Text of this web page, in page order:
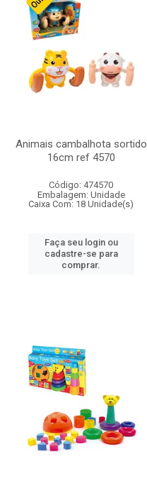
Animais cambalhota sortido
16cm ref 4570
Código: 474570
Embalagem: Unidade
Caixa Com: 18 Unidade(s)
Faça seu login ou
cadastre-se para
comprar.